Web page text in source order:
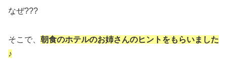
なぜ???
そこで、 朝食のホテルのお姉さんのヒントをもらいました
♪